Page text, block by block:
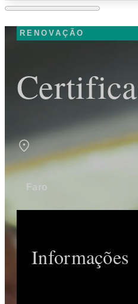
RENOVAÇÃO
Faro
Informações